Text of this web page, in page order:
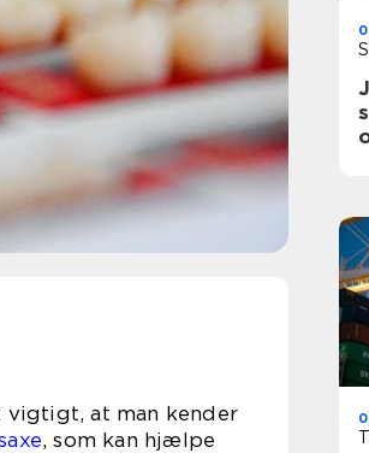
at man kender
, som kan hjælpe